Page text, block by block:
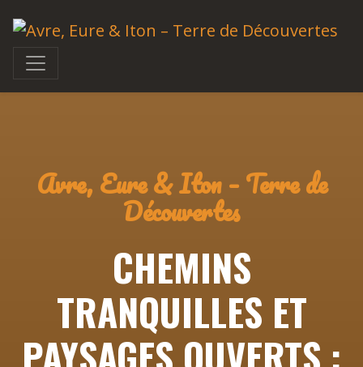
Avre, Eure & Iton – Terre de
Découvertes
CHEMINS
TRANQUILLES ET
PAYSAGES OUVERTS :